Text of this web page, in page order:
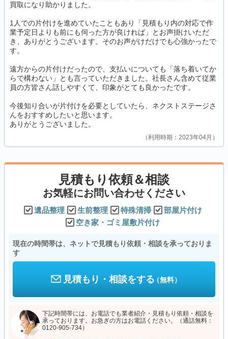
買取になり助かりました。
1人での片付けを進めていたこともあり「見積もり内の対応で作
業予定日よりも前にも伺った方が良ければ」とお声掛けいただ
き、ありがとうございます。そのお声がけだけでも心強かったで
す。
遠方からの片付けだったので、支払いについても「落ち着いてか
らで構わない」とも言っていただきました。社長さん含めて従業
員の方皆さん話しやすくて、印象がとても良かったです。
今後知り合いが片付けを必要としていたら、ネクストステージさ
んをおすすめしたいと思います。
ありがとうございました。
利用時期：2023年04月
見積もり依頼＆相談
お気軽にお問い合わせください
遺品整理 生前整理 特殊清掃
部屋片付け
空き家・ゴミ屋敷片付け
現在の時間帯は、ネットで見積もり依頼・相談を承っておりま
す
見積もり・相談をする（無料）
下記時間帯には、お電話でも業者紹介・見積もり依頼・相談を
承っております。お急ぎの方はお電話ください。（通話無料：
0120-905-734）